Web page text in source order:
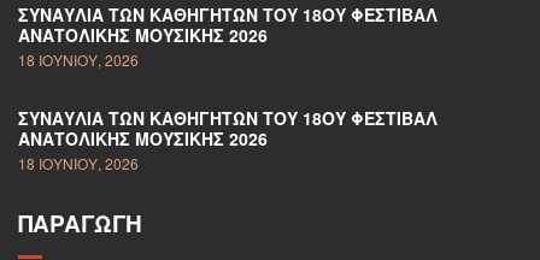
ΣΥΝΑΥΛΊΑ ΤΩΝ ΚΑΘΗΓΗΤΏΝ ΤΟΥ 18ΟΥ ΦΕΣΤΙΒΆΛ
ΑΝΑΤΟΛΙΚΉΣ ΜΟΥΣΙΚΉΣ 2026
18 ΙΟΥΝΊΟΥ, 2026
ΣΥΝΑΥΛΊΑ ΤΩΝ ΚΑΘΗΓΗΤΏΝ ΤΟΥ 18ΟΥ ΦΕΣΤΙΒΆΛ
ΑΝΑΤΟΛΙΚΉΣ ΜΟΥΣΙΚΉΣ 2026
18 ΙΟΥΝΊΟΥ, 2026
ΠΑΡΑΓΩΓΉ